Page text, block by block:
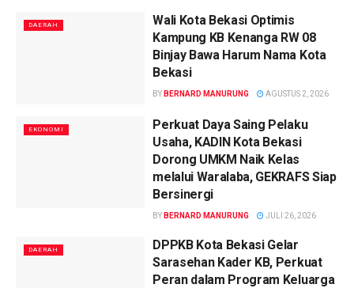
DAERAH
Wali Kota Bekasi Optimis
Kampung KB Kenanga RW 08
Binjay Bawa Harum Nama Kota
Bekasi
BY BERNARD MANURUNG AGUSTUS 2, 2026
EKONOMI
Perkuat Daya Saing Pelaku
Usaha, KADIN Kota Bekasi
Dorong UMKM Naik Kelas
melalui Waralaba, GEKRAFS Siap
Bersinergi
BY BERNARD MANURUNG JULI 26, 2026
DAERAH
DPPKB Kota Bekasi Gelar
Sarasehan Kader KB, Perkuat
Peran dalam Program Keluarga